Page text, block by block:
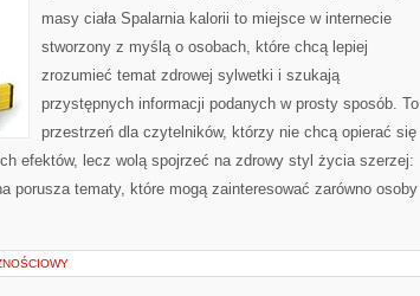
masy ciała Spalarnia kalorii to miejsce w internecie
stworzony z myślą o osobach, które chcą lepiej
zrozumieć temat zdrowej sylwetki i szukają
przystępnych informacji podanych w prosty sposób. To
przestrzeń dla czytelników, którzy nie chcą opierać się
efektów, lecz wolą spojrzeć na zdrowy styl życia szerzej:
porusza tematy, które mogą zainteresować zarówno osoby